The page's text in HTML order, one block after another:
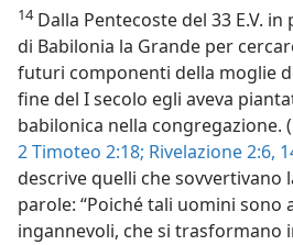
14Dalla Pentecoste del 33 E.V. in
di Babilonia la Grande per
futuri componenti della moglie
fine del I secolo egli aveva
babilonica nella congregazione. (
2 Timoteo 2:18; Rivelazione 2:6,
descrive quelli che sovvertivano
parole: “Poiché tali uomini sono
ingannevoli, che si trasformano